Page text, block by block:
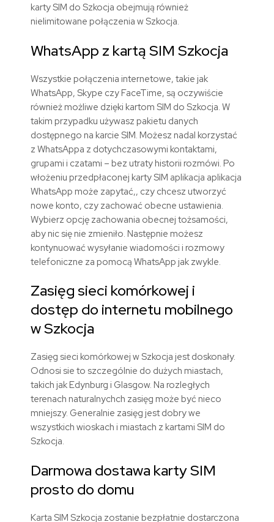
karty SIM do Szkocja obejmują również
nielimitowane połączenia w Szkocja.
WhatsApp z kartą SIM Szkocja
Wszystkie połączenia internetowe, takie jak
WhatsApp, Skype czy FaceTime, są oczywiście
również możliwe dzięki kartom SIM do Szkocja. W
takim przypadku używasz pakietu danych
dostępnego na karcie SIM. Możesz nadal korzystać
z WhatsAppa z dotychczasowymi kontaktami,
grupami i czatami – bez utraty historii rozmówi. Po
włożeniu przedpłaconej karty SIM aplikacja aplikacja
WhatsApp może zapytać,, czy chcesz utworzyć
nowe konto, czy zachować obecne ustawienia.
Wybierz opcję zachowania obecnej tożsamości,
aby nic się nie zmieniło. Następnie możesz
kontynuować wysyłanie wiadomości i rozmowy
telefoniczne za pomocą WhatsApp jak zwykle.
Zasięg sieci komórkowej i
dostęp do internetu mobilnego
w Szkocja
Zasięg sieci komórkowej w Szkocja jest doskonały.
Odnosi sie to szczególnie do dużych miastach,
takich jak Edynburg i Glasgow. Na rozległych
terenach naturalnychch zasięg może być nieco
mniejszy. Generalnie zasięg jest dobry we
wszystkich wioskach i miastach z kartami SIM do
Szkocja.
Darmowa dostawa karty SIM
prosto do domu
Karta SIM Szkocja zostanie bezpłatnie dostarczona